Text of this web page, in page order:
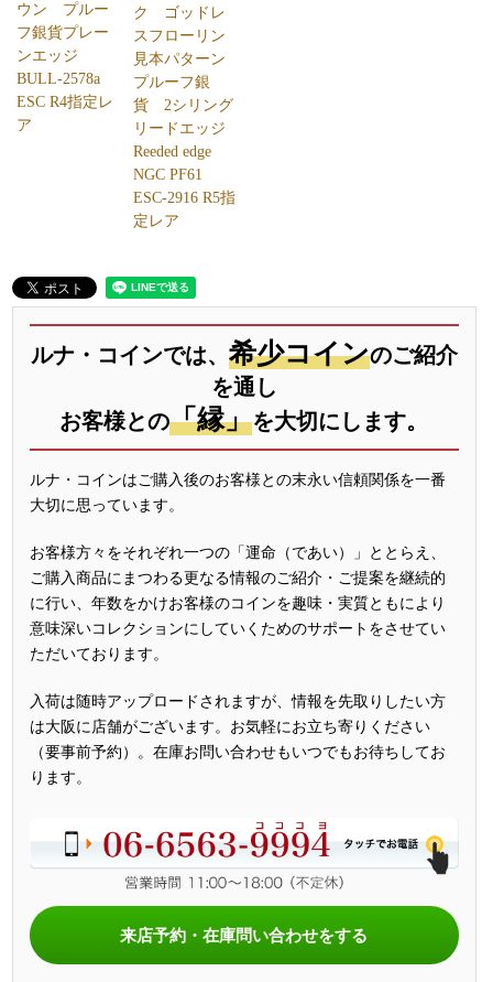
ウン プルー
フ銀貨プレー
ンエッジ
BULL-2578a
ESC R4指定レ
ア
ク ゴッドレ
スフローリン
見本パターン
プルーフ銀
貨 2シリング
リードエッジ
Reeded edge
NGC PF61
ESC-2916 R5指
定レア
ルナ・コインでは、 希少コインのご紹介
を通し
お客様との「縁」を大切にします。
ルナ・コインはご購入後のお客様との末永い信頼関係を一番
大切に思っています。
お客様方々をそれぞれ一つの「運命（であい）」ととらえ、
ご購入商品にまつわる更なる情報のご紹介・ご提案を継続的
に行い、年数をかけお客様のコインを趣味・実質ともにより
意味深いコレクションにしていくためのサポートをさせてい
ただいております。
入荷は随時アップロードされますが、情報を先取りしたい方
は大阪に店舗がございます。お気軽にお立ち寄りください
（要事前予約）。在庫お問い合わせもいつでもお待ちしてお
ります。
来店予約・在庫問い合わせをする